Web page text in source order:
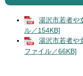
湯沢市若者や
ル／154KB]
湯沢市若者や
ファイル／66KB]